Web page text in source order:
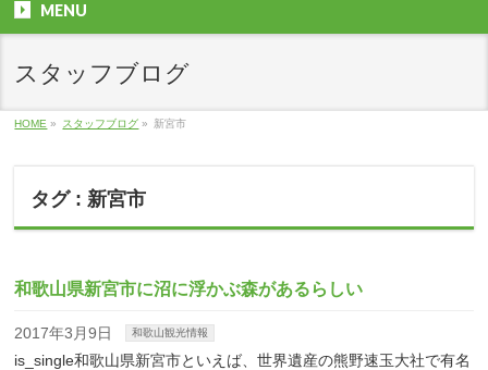
MENU
スタッフブログ
HOME » スタッフブログ » 新宮市
タグ : 新宮市
和歌山県新宮市に沼に浮かぶ森があるらしい
2017年3月9日 和歌山観光情報
is_single和歌山県新宮市といえば、世界遺産の熊野速玉大社で有名